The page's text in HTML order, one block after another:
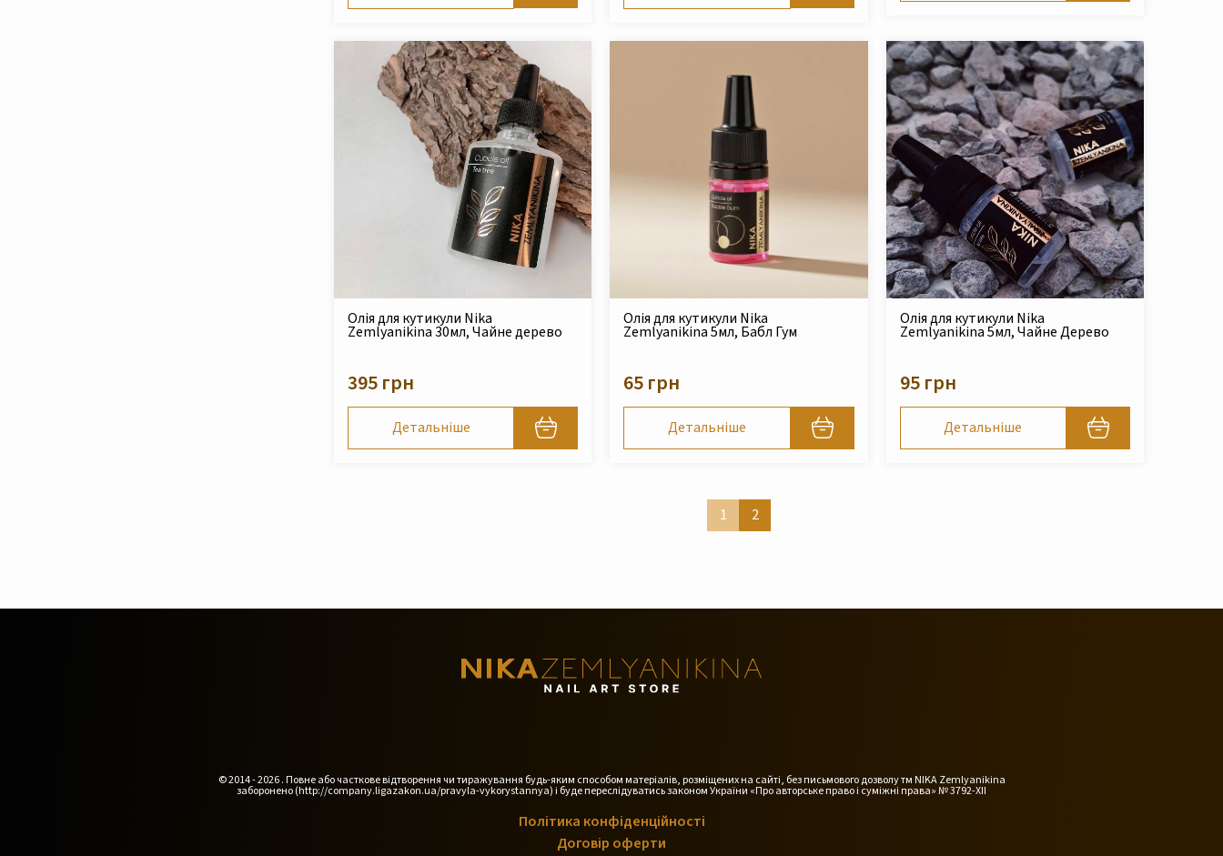
Олія для кутикули Nika
Zemlyanikina 30мл, Чайне дерево
395 грн
Детальніше
Олія для кутикули Nika
Zemlyanikina 5мл, Бабл Гум
65 грн
Детальніше
Олія для кутикули Nika
Zemlyanikina 5мл, Чайне Дерево
95 грн
Детальніше
1 2
© 2014 - 2026 . Повне або часткове відтворення чи тиражування будь-яким способом матеріалів, розміщених на сайті, без письмового дозволу тм NIKA Zemlyanikina
заборонено (http://company.ligazakon.ua/pravyla-vykorystannya) і буде переслідуватись законом України «Про авторське право і суміжні права» № 3792-XII
Політика конфіденційності
Договір оферти